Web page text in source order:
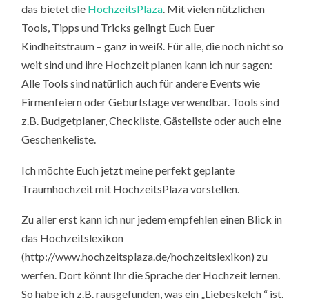
das bietet die HochzeitsPlaza. Mit vielen nützlichen
Tools, Tipps und Tricks gelingt Euch Euer
Kindheitstraum – ganz in weiß. Für alle, die noch nicht so
weit sind und ihre Hochzeit planen kann ich nur sagen:
Alle Tools sind natürlich auch für andere Events wie
Firmenfeiern oder Geburtstage verwendbar. Tools sind
z.B. Budgetplaner, Checkliste, Gästeliste oder auch eine
Geschenkeliste.
Ich möchte Euch jetzt meine perfekt geplante
Traumhochzeit mit HochzeitsPlaza vorstellen.
Zu aller erst kann ich nur jedem empfehlen einen Blick in
das Hochzeitslexikon
(http://www.hochzeitsplaza.de/hochzeitslexikon) zu
werfen. Dort könnt Ihr die Sprache der Hochzeit lernen.
So habe ich z.B. rausgefunden, was ein „Liebeskelch “ ist.